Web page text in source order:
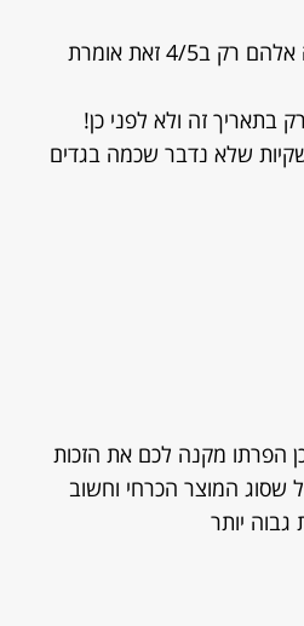
לבסוף איך שהוא אני מתכתבת איתם וההזמנה שלי הגיעה אלהם רק ב4/5 זאת אומרת
זה ולא לפני כן!
שלא נדבר שכמה בגדים
הפרתו מקנה לכם את הזכות
שסוג המוצר הכרחי וחשוב
גבוה יותר